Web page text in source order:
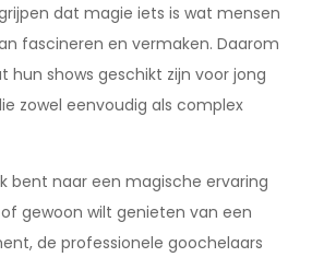
dat magie iets is wat mensen
fascineren en vermaken. Daarom
hun shows geschikt zijn voor jong
zowel eenvoudig als complex
bent naar een magische ervaring
gewoon wilt genieten van een
de professionele goochelaars